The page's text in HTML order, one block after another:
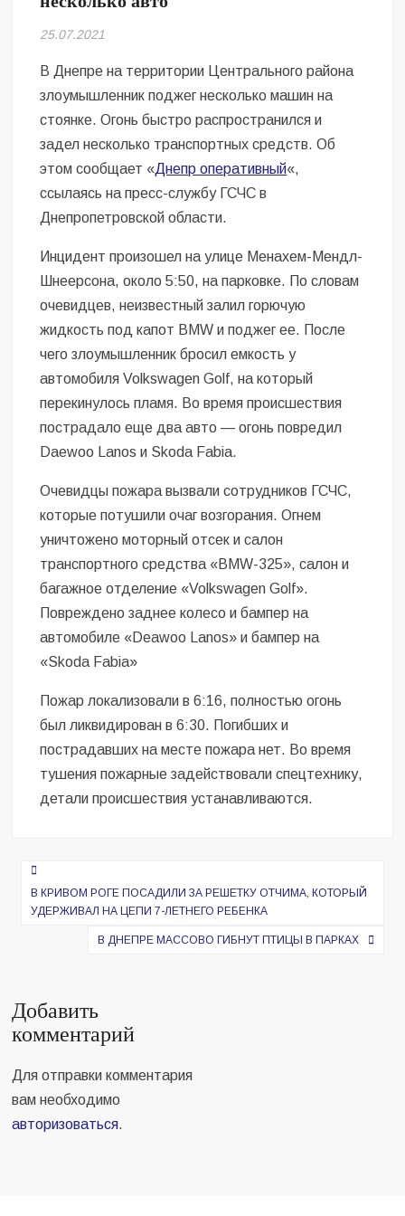
Безугла закликає валити Сирського
сучасну моду
Командувач ВМС Неїжпапа закликав не дестабілізувати ситуацію
навколо керівництва армії
25.07.2021
В Днепре на территории Центрального района
злоумышленник поджег несколько машин на
стоянке. Огонь быстро распространился и
задел несколько транспортных средств. Об
этом сообщает «Днепр оперативный«,
ссылаясь на пресс-службу ГСЧС в
Днепропетровской области.
Инцидент произошел на улице Менахем-Мендл-
Шнеерсона, около 5:50, на парковке. По словам
очевидцев, неизвестный залил горючую
жидкость под капот BMW и поджег ее. После
чего злоумышленник бросил емкость у
автомобиля Volkswagen Golf, на который
перекинулось пламя. Во время происшествия
пострадало еще два авто — огонь повредил
Daewoo Lanos и Skoda Fabia.
Очевидцы пожара вызвали сотрудников ГСЧС,
которые потушили очаг возгорания. Огнем
уничтожено моторный отсек и салон
транспортного средства «BMW-325», салон и
багажное отделение «Volkswagen Golf».
Повреждено заднее колесо и бампер на
автомобиле «Deawoo Lanos» и бампер на
«Skoda Fabia»
Пожар локализовали в 6:16, полностью огонь
был ликвидирован в 6:30. Погибших и
пострадавших на месте пожара нет. Во время
тушения пожарные задействовали спецтехнику,
детали происшествия устанавливаются.
Навигация
по
записям
В КРИВОМ РОГЕ ПОСАДИЛИ ЗА РЕШЕТКУ ОТЧИМА, КОТОРЫЙ
УДЕРЖИВАЛ НА ЦЕПИ 7-ЛЕТНЕГО РЕБЕНКА
В ДНЕПРЕ МАССОВО ГИБНУТ ПТИЦЫ В ПАРКАХ
Добавить
комментарий
Для отправки комментария
вам необходимо
авторизоваться.